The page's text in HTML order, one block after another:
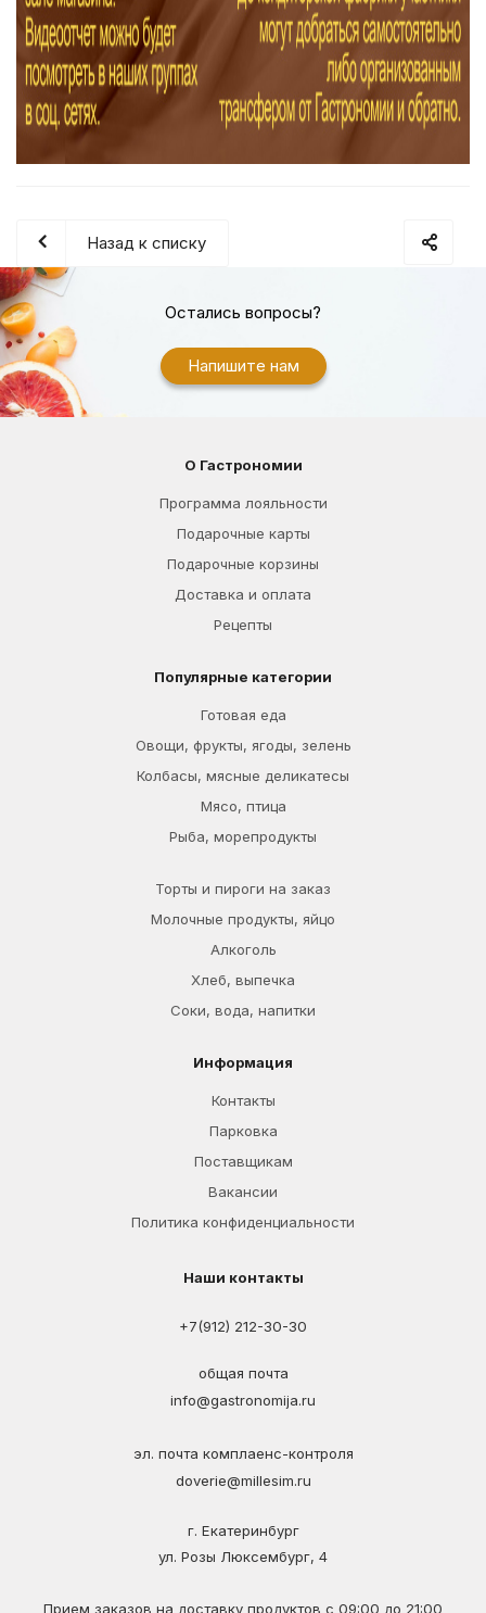
Назад к списку
Остались вопросы?
Напишите нам
О Гастрономии
Программа лояльности
Подарочные карты
Подарочные корзины
Доставка и оплата
Рецепты
Популярные категории
Готовая еда
Овощи, фрукты, ягоды, зелень
Колбасы, мясные деликатесы
Мясо, птица
Рыба, морепродукты
Торты и пироги на заказ
Молочные продукты, яйцо
Алкоголь
Хлеб, выпечка
Соки, вода, напитки
Информация
Контакты
Парковка
Поставщикам
Вакансии
Политика конфиденциальности
Наши контакты
+7(912) 212-30-30
общая почта
info@gastronomija.ru
эл. почта комплаенс-контроля
doverie@millesim.ru
г. Екатеринбург
ул. Розы Люксембург, 4
Прием заказов на доставку продуктов с 09:00 до 21:00